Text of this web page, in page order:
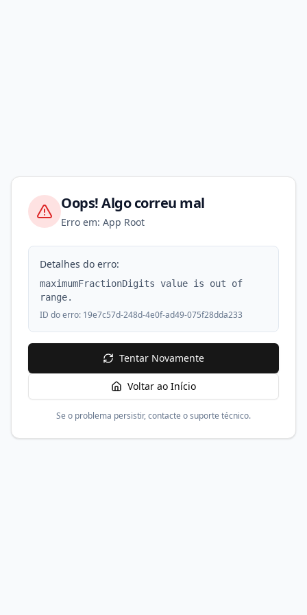
Oops! Algo correu mal
Erro em: App Root
Detalhes do erro:
maximumFractionDigits value is out of
range.
ID do erro: 19e7c57d-248d-4e0f-ad49-075f28dda233
Tentar Novamente
Voltar ao Início
Se o problema persistir, contacte o suporte técnico.